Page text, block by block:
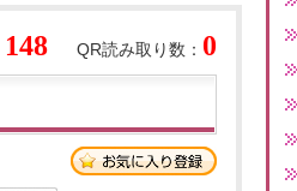
QR読み取り数： 0
148